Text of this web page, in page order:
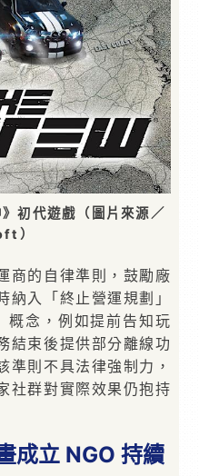
初代遊戲（圖片來源／
）
商的自律準則，鼓勵廠
納入「終止營運規劃」
念，例如提前告知玩
結束後提供部分離線功
準則不具法律強制力，
社群對實際效果仍抱持
成立 NGO 持續